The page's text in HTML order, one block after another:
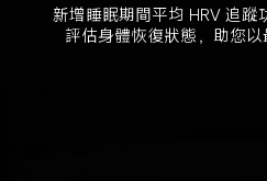
新增睡眠期間平均 HRV 追蹤
評估身體恢復狀態，助您以